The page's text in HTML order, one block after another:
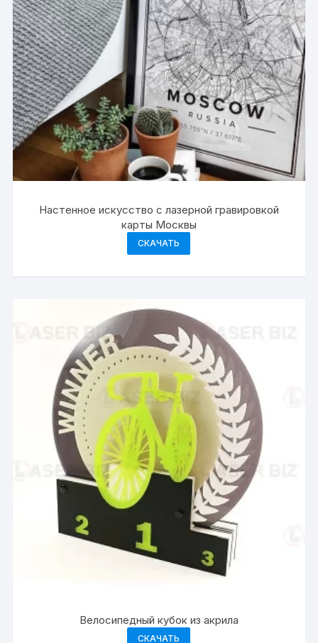
Настенное искусство с лазерной гравировкой
карты Москвы
СКАЧАТЬ
Велосипедный кубок из акрила
СКАЧАТЬ